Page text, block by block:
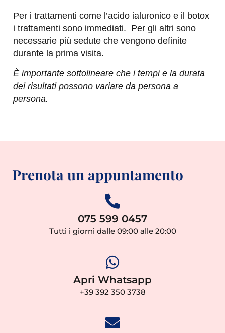
Per i trattamenti come l’acido ialuronico e il botox
i trattamenti sono immediati. Per gli altri sono
necessarie più sedute che vengono definite
durante la prima visita.
È importante sottolineare che i tempi e la durata
dei risultati possono variare da persona a
persona.
Prenota un appuntamento
075 599 0457
Tutti i giorni dalle 09:00 alle 20:00
Apri Whatsapp
+39 392 350 3738